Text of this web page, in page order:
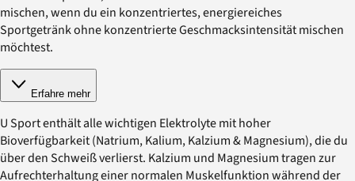
mischen, wenn du ein konzentriertes, energiereiches
Sportgetränk ohne konzentrierte Geschmacksintensität mischen
möchtest.
Erfahre mehr
U Sport enthält alle wichtigen Elektrolyte mit hoher
Bioverfügbarkeit (Natrium, Kalium, Kalzium & Magnesium), die du
über den Schweiß verlierst. Kalzium und Magnesium tragen zur
Aufrechterhaltung einer normalen Muskelfunktion während der